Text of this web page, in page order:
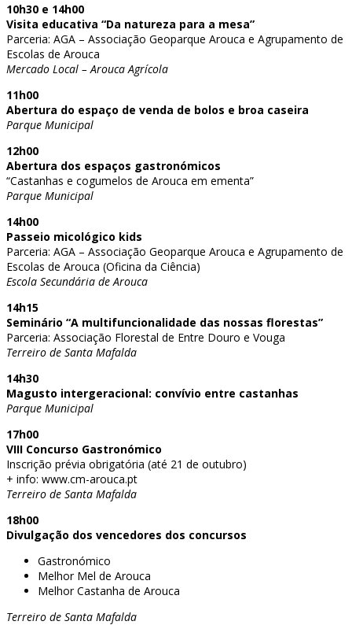
10h30 e 14h00
Visita educativa “Da natureza para a mesa”
Parceria: AGA – Associação Geoparque Arouca e Agrupamento de
Escolas de Arouca
Mercado Local – Arouca Agrícola
11h00
Abertura do espaço de venda de bolos e broa caseira
Parque Municipal
12h00
Abertura dos espaços gastronómicos
“Castanhas e cogumelos de Arouca em ementa”
Parque Municipal
14h00
Passeio micológico kids
Parceria: AGA – Associação Geoparque Arouca e Agrupamento de
Escolas de Arouca (Oficina da Ciência)
Escola Secundária de Arouca
14h15
Seminário “A multifuncionalidade das nossas florestas”
Parceria: Associação Florestal de Entre Douro e Vouga
Terreiro de Santa Mafalda
14h30
Magusto intergeracional: convívio entre castanhas
Parque Municipal
17h00
VIII Concurso Gastronómico
Inscrição prévia obrigatória (até 21 de outubro)
+ info: www.cm-arouca.pt
Terreiro de Santa Mafalda
18h00
Divulgação dos vencedores dos concursos
Gastronómico
Melhor Mel de Arouca
Melhor Castanha de Arouca
Terreiro de Santa Mafalda